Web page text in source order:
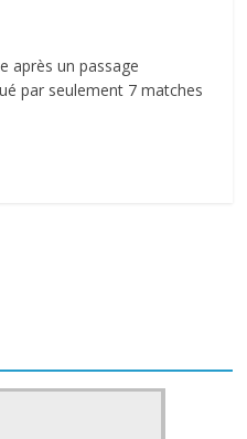
après un passage
par seulement 7 matches